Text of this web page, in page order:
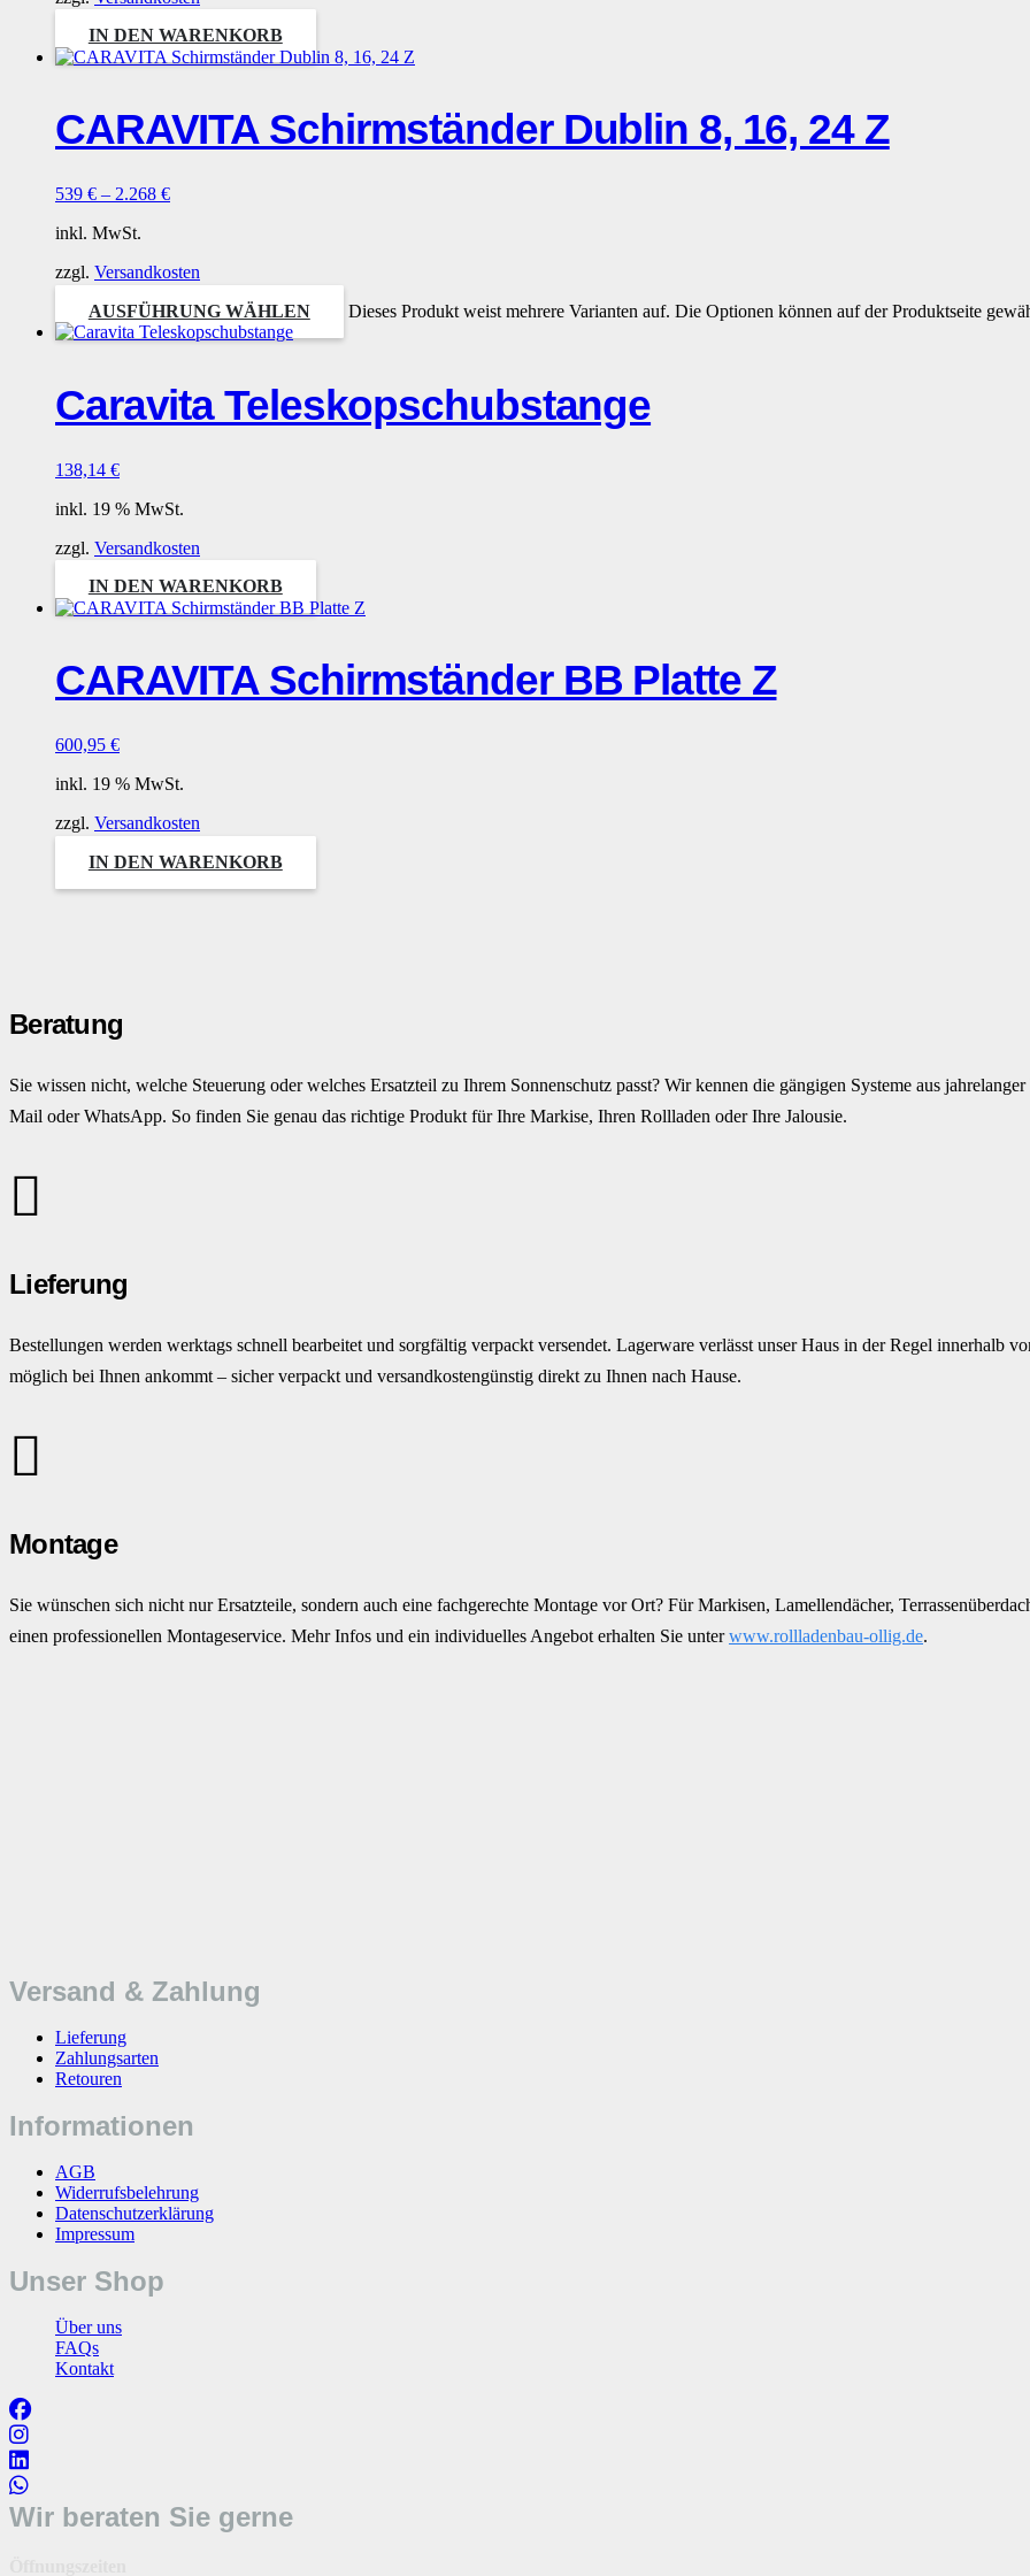
IN DEN WARENKORB
CARAVITA Schirmständer Dublin 8, 16, 24 Z
539 € – 2.268 €
inkl. MwSt.
zzgl. Versandkosten
AUSFÜHRUNG WÄHLEN
Dieses Produkt weist mehrere Varianten auf. Die Optionen können auf der Produktseite
Caravita Teleskopschubstange
138,14 €
inkl. 19 % MwSt.
zzgl. Versandkosten
IN DEN WARENKORB
CARAVITA Schirmständer BB Platte Z
600,95 €
inkl. 19 % MwSt.
zzgl. Versandkosten
IN DEN WARENKORB
Beratung
Sie wissen nicht, welche Steuerung oder welches Ersatzteil zu Ihrem Sonnenschutz passt? Wir kennen die gängigen Systeme aus
Mail oder WhatsApp. So finden Sie genau das richtige Produkt für Ihre Markise, Ihren Rollladen oder Ihre Jalousie.
Lieferung
Bestellungen werden werktags schnell bearbeitet und sorgfältig verpackt versendet. Lagerware verlässt unser Haus in der Regel innerhalb
möglich bei Ihnen ankommt – sicher verpackt und versandkostengünstig direkt zu Ihnen nach Hause.
Montage
Sie wünschen sich nicht nur Ersatzteile, sondern auch eine fachgerechte Montage vor Ort? Für Markisen, Lamellendächer,
einen professionellen Montageservice. Mehr Infos und ein individuelles Angebot erhalten Sie unterwww.rollladenbau-ollig.de.
Versand & Zahlung
Lieferung
Zahlungsarten
Retouren
Informationen
AGB
Widerrufsbelehrung
Datenschutzerklärung
Impressum
Unser Shop
Über uns
FAQs
Kontakt
Wir beraten Sie gerne